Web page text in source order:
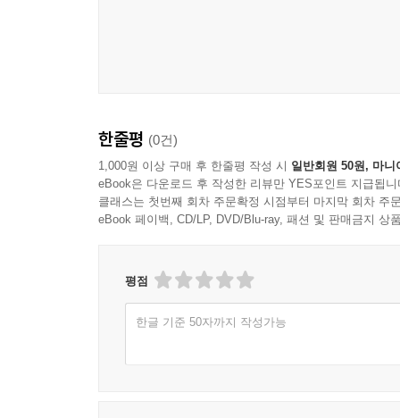
한줄평 (0건)
1,000원 이상 구매 후 한줄평 작성 시 일반회원 50원, 마니
eBook은 다운로드 후 작성한 리뷰만 YES포인트 지급됩니
클래스는 첫번째 회차 주문확정 시점부터 마지막 회차 주
eBook 페이백, CD/LP, DVD/Blu-ray, 패션 및 판매금지 상
평점
한글 기준 50자까지 작성가능